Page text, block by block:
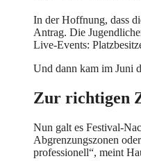
In der Hoffnung, dass
Antrag. Die
Live-Events:
Und dann kam im Juni
Zur richtigen
Nun galt es Festival-
Abgrenzungszonen
professionell“, meint